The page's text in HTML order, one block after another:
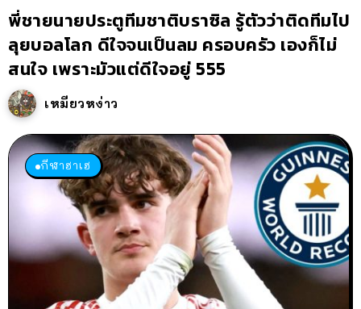
พี่ชายนายประตูทีมชาติบราซิล รู้ตัวว่าติดทีมไป
ลุยบอลโลก ดีใจจนเป็นลม ครอบครัว เองก็ไม่
สนใจ เพราะมัวแต่ดีใจอยู่ 555
เหมียวหง่าว
กีฬาฮาเฮ